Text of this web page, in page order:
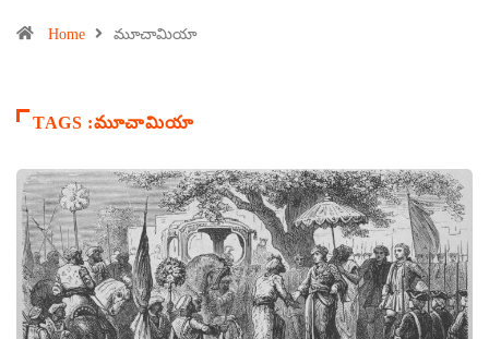
Home మూచామియా
TAGS :మూచామియా